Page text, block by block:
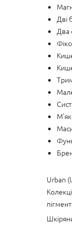
Дві
Два
Urban